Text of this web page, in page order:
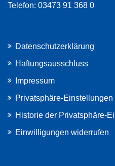
Telefon: 03473 91 368 0
Datenschutzerklärung
Haftungsausschluss
Impressum
Privatsphäre-Einstellungen
Historie der Privatsphäre-
Einwilligungen widerrufen